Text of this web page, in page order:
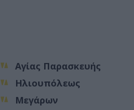
Αγίας Παρασκευής
Ηλιουπόλεως
Μεγάρων